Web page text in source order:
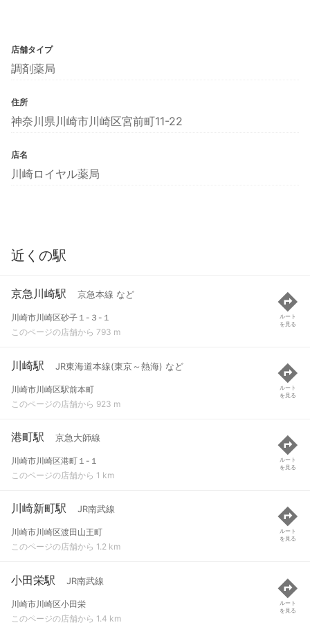
店舗タイプ
調剤薬局
住所
神奈川県川崎市川崎区宮前町11-22
店名
川崎ロイヤル薬局
近くの駅
京急川崎駅 京急本線 など
川崎市川崎区砂子１-３-１
このページの店舗から 793 m
ルート
を見る
川崎駅 JR東海道本線(東京～熱海) など
川崎市川崎区駅前本町
このページの店舗から 923 m
ルート
を見る
港町駅 京急大師線
川崎市川崎区港町１-１
このページの店舗から 1 km
ルート
を見る
川崎新町駅 JR南武線
川崎市川崎区渡田山王町
このページの店舗から 1.2 km
ルート
を見る
小田栄駅 JR南武線
川崎市川崎区小田栄
このページの店舗から 1.4 km
ルート
を見る